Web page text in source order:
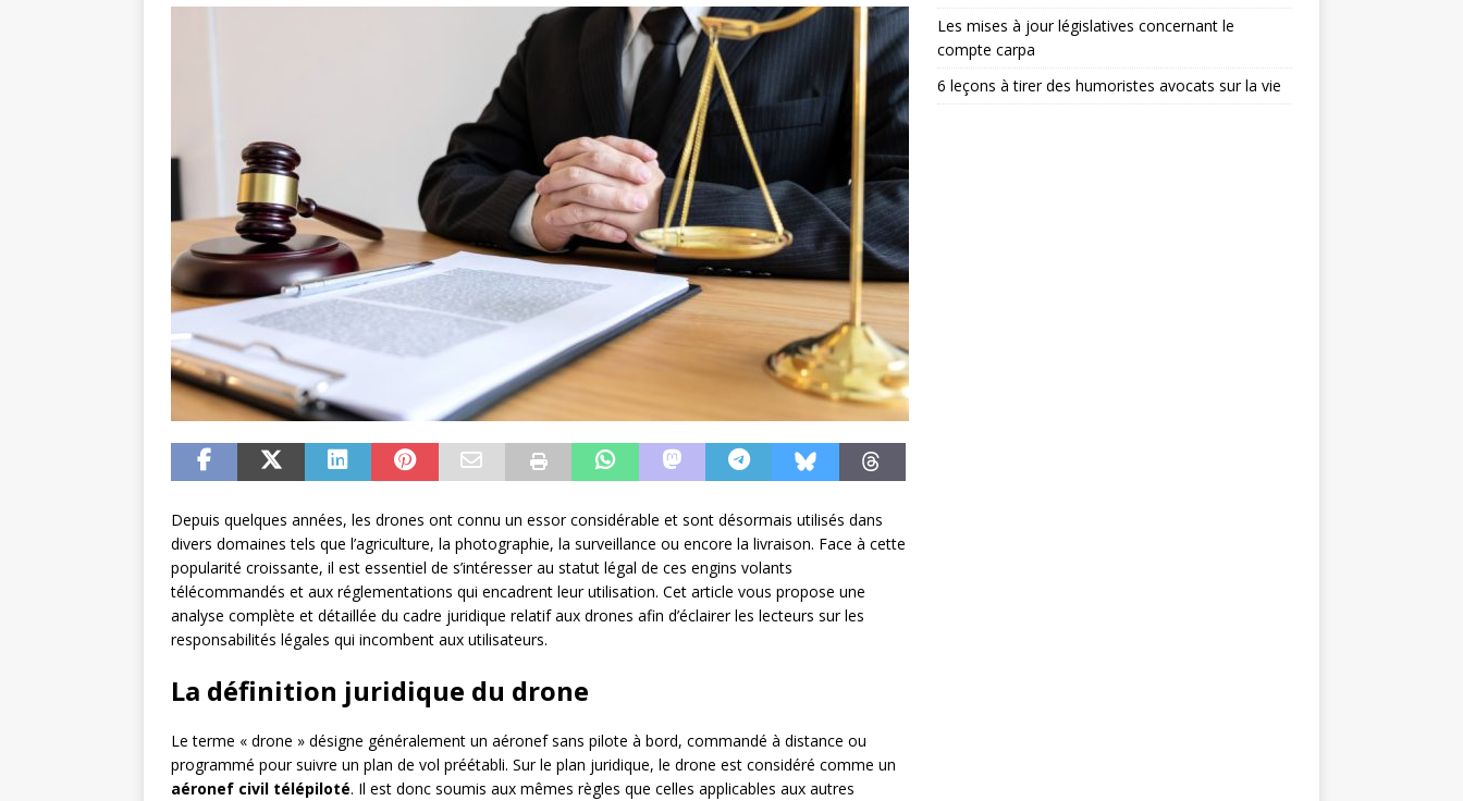
Depuis quelques années, les drones ont connu un essor considérable et sont désormais utilisés dans
divers domaines tels que l’agriculture, la photographie, la surveillance ou encore la livraison. Face à cette
popularité croissante, il est essentiel de s’intéresser au statut légal de ces engins volants
télécommandés et aux réglementations qui encadrent leur utilisation. Cet article vous propose une
analyse complète et détaillée du cadre juridique relatif aux drones afin d’éclairer les lecteurs sur les
responsabilités légales qui incombent aux utilisateurs.
La définition juridique du drone
Le terme « drone » désigne généralement un aéronef sans pilote à bord, commandé à distance ou
programmé pour suivre un plan de vol préétabli. Sur le plan juridique, le drone est considéré comme un
aéronef civil télépiloté. Il est donc soumis aux mêmes règles que celles applicables aux autres
Les mises à jour législatives concernant le
compte carpa
6 leçons à tirer des humoristes avocats sur la vie